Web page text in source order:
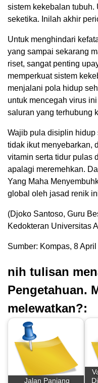
sistem kekebalan
seketika. Inilah akhir
Untuk menghindari
yang sampai sekarang
riset, sangat penting
memperkuat sistem
menjalani pola hidup
untuk mencegah virus
saluran yang terhubung
Wajib pula disiplin
tidak ikut menyebarkan,
vitamin serta tidur pulas
apalagi meremehkan.
Yang Maha
global oleh jasad renik
(Djoko Santoso, Guru
Kedokteran Universitas
Sumber: Kompas, 8
nih tulisan
Pengetahuan.
melewatkan?:
Jalan Panjang